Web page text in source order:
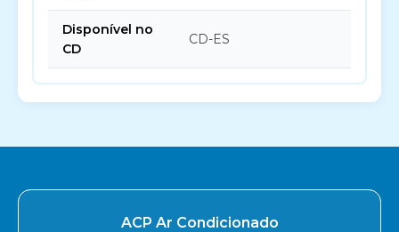
Disponível no
CD
CD-ES
ACP Ar Condicionado